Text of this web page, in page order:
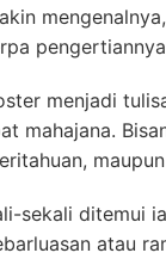
menjadi
mahajana.
sekali ditemui
atau